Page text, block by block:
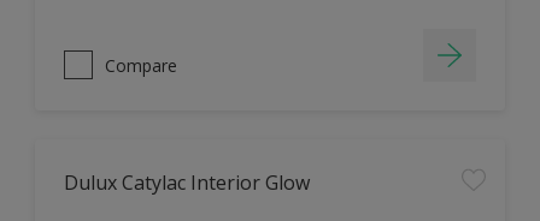
Compare
Dulux Catylac Interior Glow